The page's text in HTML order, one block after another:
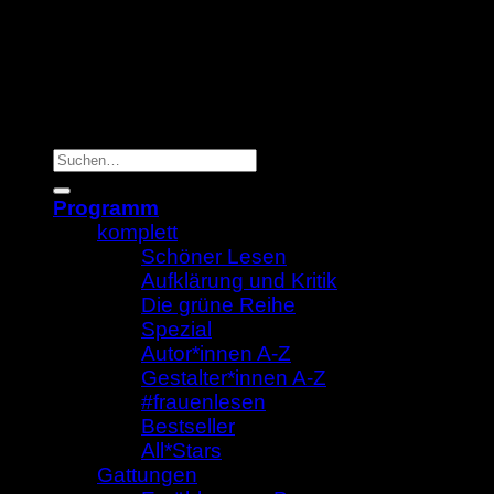
Suche
Programm
komplett
Schöner Lesen
Aufklärung und Kritik
Die grüne Reihe
Spezial
Autor*innen A-Z
Gestalter*innen A-Z
#frauenlesen
Bestseller
All*Stars
Gattungen